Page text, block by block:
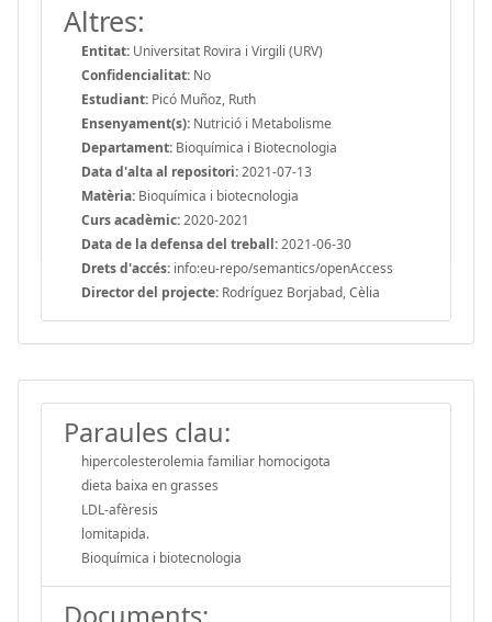
Altres:
Entitat: Universitat Rovira i Virgili (URV)
Confidencialitat: No
Estudiant: Picó Muñoz, Ruth
Ensenyament(s): Nutrició i Metabolisme
Departament: Bioquímica i Biotecnologia
Data d'alta al repositori:2021-07-13
Matèria: Bioquímica i biotecnologia
Curs acadèmic:2020-2021
Data de la defensa del treball:2021-06-30
Drets d'accés: info:eu-repo/semantics/openAccess
Director del projecte: Rodríguez Borjabad, Cèlia
Paraules clau:
hipercolesterolemia familiar homocigota
dieta baixa en grasses
LDL-afèresis
lomitapida.
Bioquímica i biotecnologia